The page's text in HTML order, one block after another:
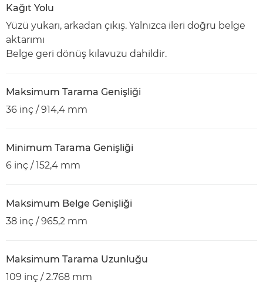
Kağıt Yolu
Yüzü yukarı, arkadan çıkış. Yalnızca ileri doğru belge
aktarımı
Belge geri dönüş kılavuzu dahildir.
Maksimum Tarama Genişliği
36 inç / 914,4 mm
Minimum Tarama Genişliği
6 inç / 152,4 mm
Maksimum Belge Genişliği
38 inç / 965,2 mm
Maksimum Tarama Uzunluğu
109 inç / 2.768 mm